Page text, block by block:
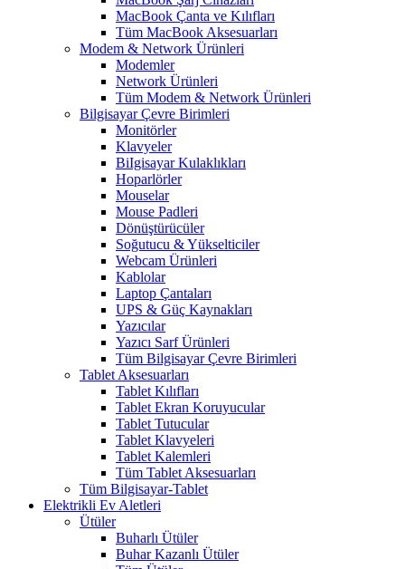
MacBook Çanta ve Kılıfları
Tüm MacBook Aksesuarları
Modem & Network Ürünleri
Modemler
Network Ürünleri
Tüm Modem & Network Ürünleri
Bilgisayar Çevre Birimleri
Monitörler
Klavyeler
BiIgisayar Kulaklıkları
Hoparlörler
Mouselar
Mouse Padleri
Dönüştürücüler
Soğutucu & Yükselticiler
Webcam Ürünleri
Kablolar
Laptop Çantaları
UPS & Güç Kaynakları
Yazıcılar
Yazıcı Sarf Ürünleri
Tüm Bilgisayar Çevre Birimleri
Tablet Aksesuarları
Tablet Kılıfları
Tablet Ekran Koruyucular
Tablet Tutucular
Tablet Klavyeleri
Tablet Kalemleri
Tüm Tablet Aksesuarları
Tüm Bilgisayar-Tablet
Elektrikli Ev Aletleri
Ütüler
Buharlı Ütüler
Buhar Kazanlı Ütüler